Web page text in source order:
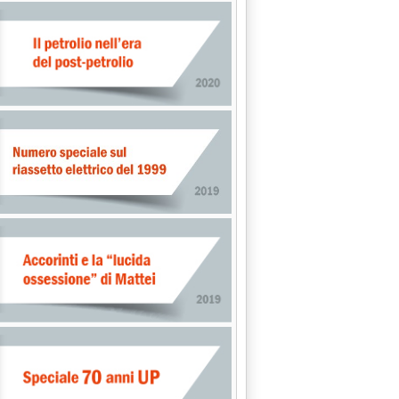
Esso'